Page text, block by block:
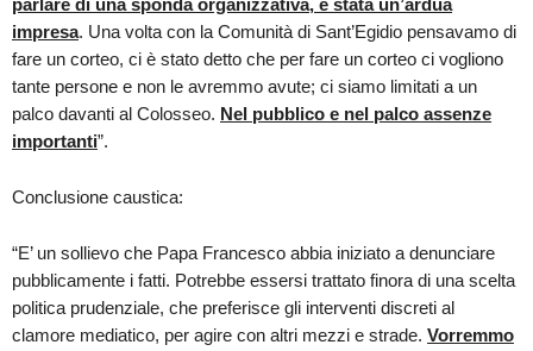
parlare di una sponda organizzativa, è stata un’ardua
impresa. Una volta con la Comunità di Sant’Egidio pensavamo di
fare un corteo, ci è stato detto che per fare un corteo ci vogliono
tante persone e non le avremmo avute; ci siamo limitati a un
palco davanti al Colosseo. Nel pubblico e nel palco assenze
importanti”.
Conclusione caustica:
“E’ un sollievo che Papa Francesco abbia iniziato a denunciare
pubblicamente i fatti. Potrebbe essersi trattato finora di una scelta
politica prudenziale, che preferisce gli interventi discreti al
clamore mediatico, per agire con altri mezzi e strade. Vorremmo